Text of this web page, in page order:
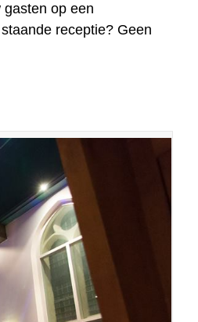
op een
receptie? Geen